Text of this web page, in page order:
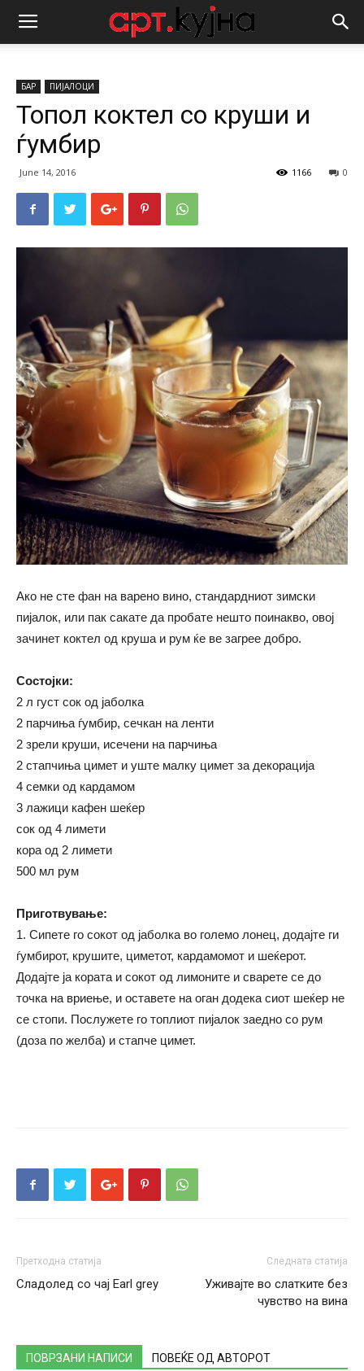
БАР ПИЈАЛОЦИ
Топол коктел со круши и
ѓумбир
June 14, 2016 0
1166
Ако не сте фан на варено вино, стандардниот зимски
пијалок, или пак сакате да пробате нешто поинакво, овој
зачинет коктел од круша и рум ќе ве загрее добро.
Состојки:
2 л густ сок од јаболка
2 парчиња ѓумбир, сечкан на ленти
2 зрели круши, исечени на парчиња
2 стапчиња цимет и уште малку цимет за декорација
4 семки од кардамом
3 лажици кафен шеќер
сок од 4 лимети
кора од 2 лимети
500 мл рум
Приготвување:
1. Сипете го сокот од јаболка во големо лонец, додајте ги
ѓумбирот, крушите, циметот, кардамомот и шеќерот.
Додајте ја кората и сокот од лимоните и сварете се до
точка на вриење, и оставете на оган додека сиот шеќер не
се стопи. Послужете го топлиот пијалок заедно со рум
(доза по желба) и стапче цимет.
Претходна статија
Сладолед со чај Earl grey
Следната статија
Уживајте во слатките без
чувство на вина
ПОВРЗАНИ НАПИСИ ПОВЕЌЕ ОД АВТОРОТ